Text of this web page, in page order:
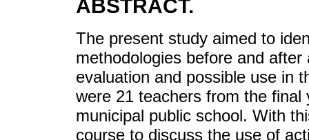
ABSTRACT.
The present study aimed to
methodologies before and
evaluation and possible use in
were 21 teachers from the
municipal public school. With
course to discuss the use of